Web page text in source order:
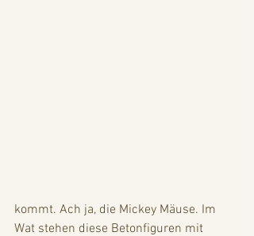
kommt. Ach ja, die Mickey Mäuse. Im
Wat stehen diese Betonfiguren mit